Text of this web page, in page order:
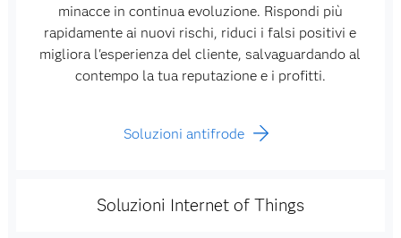
minacce in continua evoluzione. Rispondi più
rapidamente ai nuovi rischi, riduci i falsi positivi e
migliora l'esperienza del cliente, salvaguardando al
contempo la tua reputazione e i profitti.
Soluzioni antifrode
Soluzioni Internet of Things